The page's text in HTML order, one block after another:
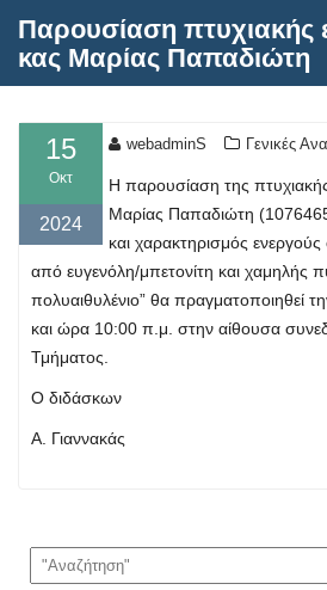
Παρουσίαση πτυχιακής
κας Μαρίας Παπαδιώτη
15
Οκτ
2024
webadminS Γενικές
Η παρουσίαση της
Μαρίας Παπαδιώτη
και χαρακτηρισμός
από ευγενόλη/μπετονίτη και χαμηλής
πολυαιθυλένιο” θα πραγματοποιηθεί
και ώρα 10:00 π.μ. στην αίθουσα
Τμήματος.
Ο διδάσκων
Α. Γιαννακάς